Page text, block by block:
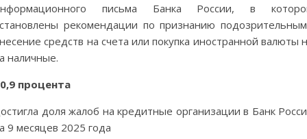
письма Банка России, в
рекомендации по признанию
средств на счета или покупка иностранной валюты
наличные.
процента
доля жалоб на кредитные организации в Банк
9 месяцев 2025 года